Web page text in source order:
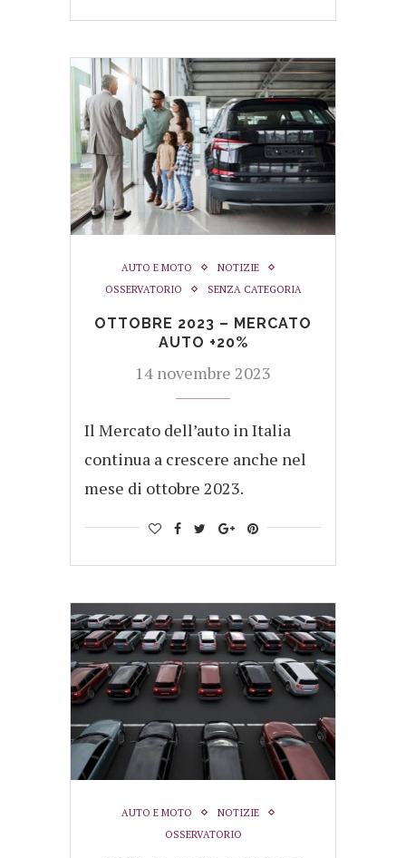
AUTO E MOTO
NOTIZIE
OSSERVATORIO
SENZA CATEGORIA
OTTOBRE 2023 – MERCATO
AUTO +20%
14 novembre 2023
Il Mercato dell’auto in Italia
continua a crescere anche nel
mese di ottobre 2023.
AUTO E MOTO
NOTIZIE
OSSERVATORIO